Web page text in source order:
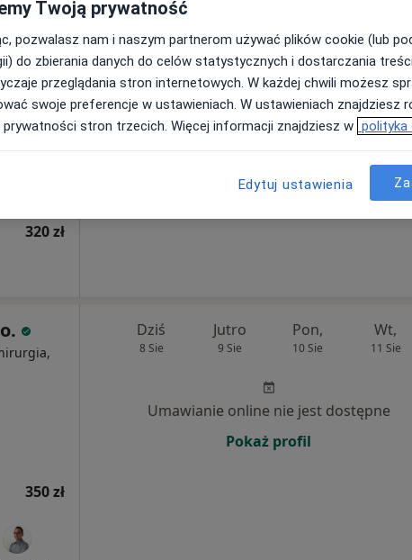
320 zł
Dziś
8 Sie
Jutro
9 Sie
Pon,
10 Sie
Wt,
11 Sie
Umawianie online nie jest dostępne
350 zł
Dziś
8 Sie
Jutro
9 Sie
Pon,
10 Sie
Wt,
11 Sie
Umawianie online nie jest dostępne
Pokaż profil
Twoją prywatność
pozwalasz nam i naszym partnerom używać plików cookie (lub
do zbierania danych do celów statystycznych i dostarczania
przeglądania stron internetowych. W każdej chwili możesz
swoje preferencje w ustawieniach. W ustawieniach znajdziesz
prywatności stron trzecich. Więcej informacji znajdziesz w polityka
Edytuj ustawienia